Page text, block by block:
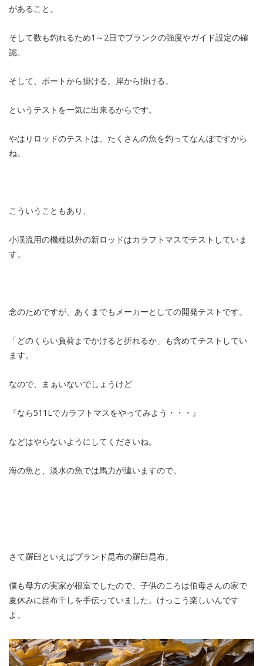
があること。
そして数も釣れるため1～2日でブランクの強度やガイド設定の確
認、
そして、ボートから掛ける。岸から掛ける。
というテストを一気に出来るからです。
やはりロッドのテストは、たくさんの魚を釣ってなんぼですから
ね。
こういうこともあり、
小渓流用の機種以外の新ロッドはカラフトマスでテストしていま
す。
念のためですが、あくまでもメーカーとしての開発テストです。
「どのくらい負荷までかけると折れるか」も含めてテストしてい
ます。
なので、まぁいないでしょうけど
『なら511Lでカラフトマスをやってみよう・・・』
などはやらないようにしてくださいね。
海の魚と、淡水の魚では馬力が違いますので。
さて羅臼といえばブランド昆布の羅臼昆布。
僕も母方の実家が根室でしたので、子供のころは伯母さんの家で
夏休みに昆布干しを手伝っていました。けっこう楽しいんです
よ。